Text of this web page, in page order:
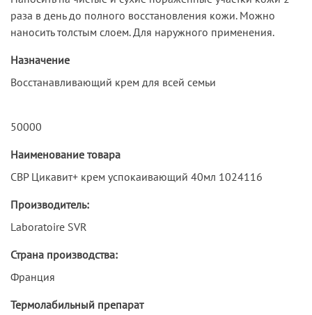
раза в день до полного восстановления кожи. Можно
наносить толстым слоем. Для наружного применения.
Назначение
Восстанавливающий крем для всей семьи
50000
Наименование товара
СВР Цикавит+ крем успокаивающий 40мл 1024116
Производитель:
Laboratoire SVR
Страна производства:
Франция
Термолабильный препарат